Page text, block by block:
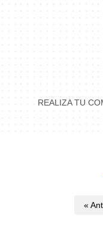
REALIZA TU
«